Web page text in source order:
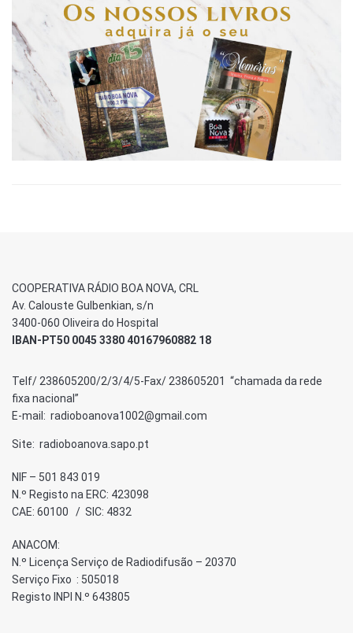
COOPERATIVA RÁDIO BOA NOVA, CRL
Av. Calouste Gulbenkian, s/n
3400-060 Oliveira do Hospital
IBAN-PT50 0045 3380 40167960882 18
Telf/ 238605200/2/3/4/5-Fax/ 238605201 “chamada da rede
fixa nacional”
E-mail: radioboanova1002@gmail.com
Site: radioboanova.sapo.pt
NIF – 501 843 019
N.º Registo na ERC: 423098
CAE: 60100 / SIC: 4832
ANACOM:
N.º Licença Serviço de Radiodifusão – 20370
Serviço Fixo : 505018
Registo INPI N.º 643805